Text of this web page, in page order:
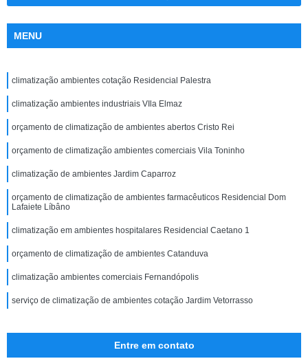
MENU
climatização ambientes cotação Residencial Palestra
climatização ambientes industriais VIla Elmaz
orçamento de climatização de ambientes abertos Cristo Rei
orçamento de climatização ambientes comerciais Vila Toninho
climatização de ambientes Jardim Caparroz
orçamento de climatização de ambientes farmacêuticos Residencial Dom
Lafaiete Líbâno
climatização em ambientes hospitalares Residencial Caetano 1
orçamento de climatização de ambientes Catanduva
climatização ambientes comerciais Fernandópolis
serviço de climatização de ambientes cotação Jardim Vetorrasso
Entre em contato